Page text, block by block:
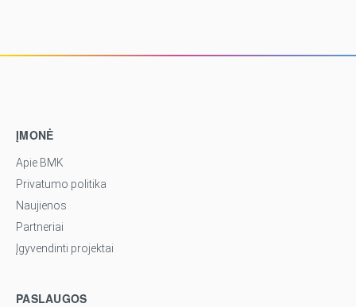
ĮMONĖ
Apie BMK
Privatumo politika
Naujienos
Partneriai
Įgyvendinti projektai
PASLAUGOS